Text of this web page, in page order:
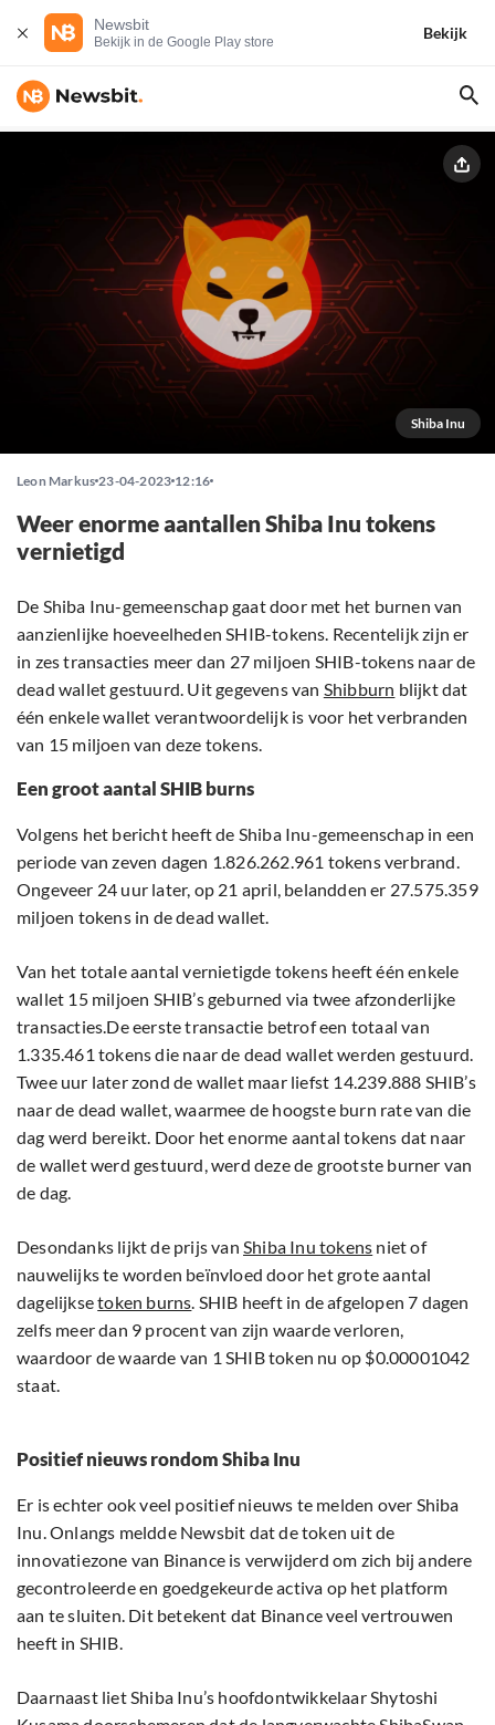
Newsbit
Bekijk in de Google Play store
Bekijk
Shiba Inu
Leon Markus 23-04-2023 12:16
Weer enorme aantallen Shiba Inu tokens
vernietigd
De Shiba Inu-gemeenschap gaat door met het burnen van
aanzienlijke hoeveelheden SHIB-tokens. Recentelijk zijn er
in zes transacties meer dan 27 miljoen SHIB-tokens naar de
dead wallet gestuurd. Uit gegevens van Shibburn blijkt dat
één enkele wallet verantwoordelijk is voor het verbranden
van 15 miljoen van deze tokens.
Een groot aantal SHIB burns
Volgens het bericht heeft de Shiba Inu-gemeenschap in een
periode van zeven dagen 1.826.262.961 tokens verbrand.
Ongeveer 24 uur later, op 21 april, belandden er 27.575.359
miljoen tokens in de dead wallet.
Van het totale aantal vernietigde tokens heeft één enkele
wallet 15 miljoen SHIB’s geburned via twee afzonderlijke
transacties.De eerste transactie betrof een totaal van
1.335.461 tokens die naar de dead wallet werden gestuurd.
Twee uur later zond de wallet maar liefst 14.239.888 SHIB’s
naar de dead wallet, waarmee de hoogste burn rate van die
dag werd bereikt. Door het enorme aantal tokens dat naar
de wallet werd gestuurd, werd deze de grootste burner van
de dag.
Desondanks lijkt de prijs van Shiba Inu tokens niet of
nauwelijks te worden beïnvloed door het grote aantal
dagelijksetoken burns. SHIB heeft in de afgelopen 7 dagen
zelfs meer dan 9 procent van zijn waarde verloren,
waardoor de waarde van 1 SHIB token nu op $0.00001042
staat.
Positief nieuws rondom Shiba Inu
Er is echter ook veel positief nieuws te melden over Shiba
Inu. Onlangs meldde Newsbit dat de token uit de
innovatiezone van Binance is verwijderd om zich bij andere
gecontroleerde en goedgekeurde activa op het platform
aan te sluiten. Dit betekent dat Binance veel vertrouwen
heeft in SHIB.
Daarnaast liet Shiba Inu’s hoofdontwikkelaar Shytoshi